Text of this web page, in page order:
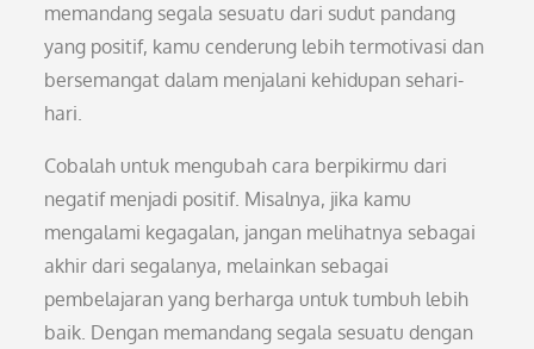
memandang segala sesuatu dari sudut pandang
yang positif, kamu cenderung lebih termotivasi dan
bersemangat dalam menjalani kehidupan sehari-
hari.
Cobalah untuk mengubah cara berpikirmu dari
negatif menjadi positif. Misalnya, jika kamu
mengalami kegagalan, jangan melihatnya sebagai
akhir dari segalanya, melainkan sebagai
pembelajaran yang berharga untuk tumbuh lebih
baik. Dengan memandang segala sesuatu dengan